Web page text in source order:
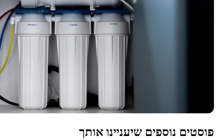
פוסטים נוספים שיעניינו אותך